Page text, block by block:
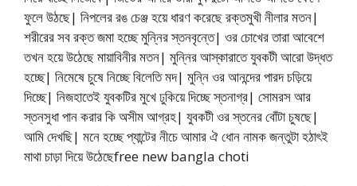
ফুলে উঠছে| নিপলের রঙ চেঞ্জ হয়ে ধারণ করেছে রক্তমুখী নীলার মতন|
শরীরের সব রক্ত জমা হচ্ছে মুন্নির স্তনবৃন্তে| ওর চোখের তারা আবেশে
তখন হয়ে উঠেছে মায়াবিনীর মতন| মুন্নির আস্কারাতে যুবকটী আরো উদ্ধত
হচ্ছে| নিমেষে চুষে নিচ্ছে বিলেতি মদ| মুন্নি ওর আনন্দের পারদ চড়িয়ে
দিচ্ছে| নিজহাতেই যুবকটির মুখে ঢুকিয়ে দিচ্ছে স্তনাগ্র| সোমরস আর
স্তনসুধা পান করার কি অসীম আগ্রহ| যুবকটী ওর স্তনের বোঁটা চুষছে|
আমি দেখছি| মনে হচ্ছে প্যান্টের নীচে আমার ঐ ধোন নামক জন্তুটা হঠাৎই
মাথা চাড়া দিয়ে উঠেছেfree new bangla choti